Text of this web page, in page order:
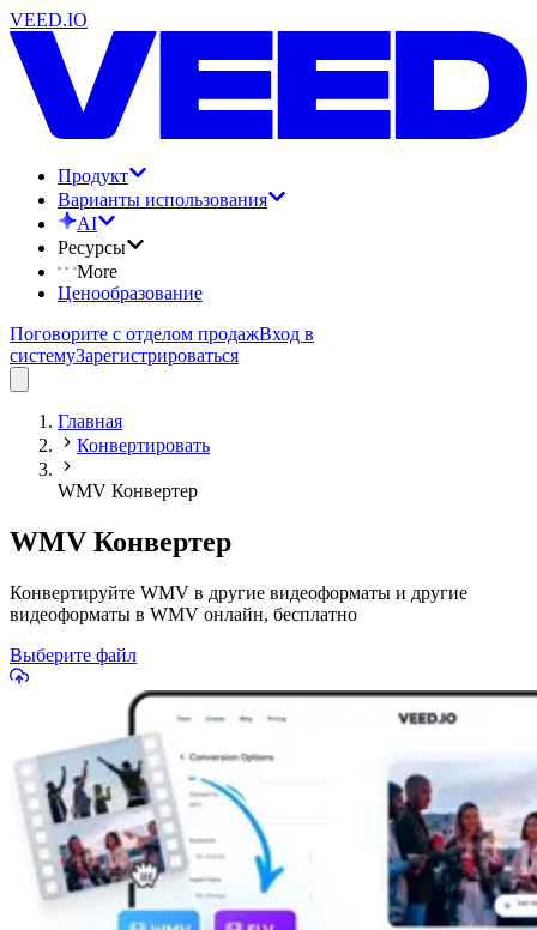
VEED.IO
Продукт
Варианты использования
AI
Ресурсы
More
Ценообразование
Поговорите с отделом продажВход в
системуЗарегистрироваться
Главная
Конвертировать
WMV Конвертер
WMV Конвертер
Конвертируйте WMV в другие видеоформаты и другие
видеоформаты в WMV онлайн, бесплатно
Выберите файл